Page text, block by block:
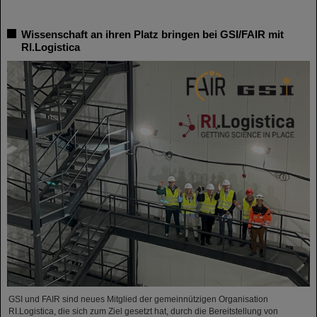
Wissenschaft an ihren Platz bringen bei GSI/FAIR mit
RI.Logistica
GSI und FAIR sind neues Mitglied der gemeinnützigen Organisation
RI.Logistica, die sich zum Ziel gesetzt hat, durch die Bereitstellung von